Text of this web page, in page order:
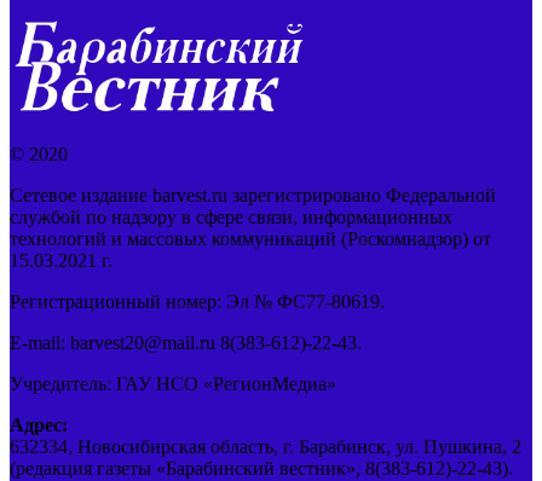
© 2020
Сетевое издание barvest.ru зарегистрировано Федеральной
службой по надзору в сфере связи, информационных
технологий и массовых коммуникаций (Роскомнадзор) от
15.03.2021 г.
Регистрационный номер: Эл № ФС77-80619.
E-mail: barvest20@mail.ru 8(383-612)-22-43.
Учредитель: ГАУ НСО «РегионМедиа»
Адрес:
632334, Новосибирская область, г. Барабинск, ул. Пушкина, 2
(редакция газеты «Барабинский вестник», 8(383-612)-22-43).